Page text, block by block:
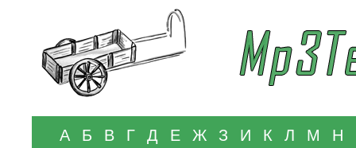
А Б В Г Д Е Ж З И К Л М Н